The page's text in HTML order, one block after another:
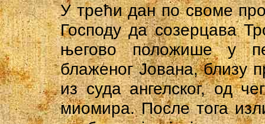
У трећи дан по своме
Господу да созерцава
његово положише у
блаженог Јована, близу
из суда ангелског, од
миомира. После тога